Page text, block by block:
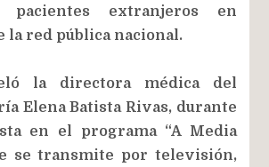
pacientes extranjeros en
la red pública nacional.
la directora médica del
Elena Batista Rivas, durante
en el programa “A Media
se transmite por televisión,